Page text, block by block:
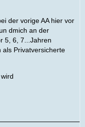
der vorige AA hier vor
dmich an der
5, 6, 7...Jahren
Privatversicherte